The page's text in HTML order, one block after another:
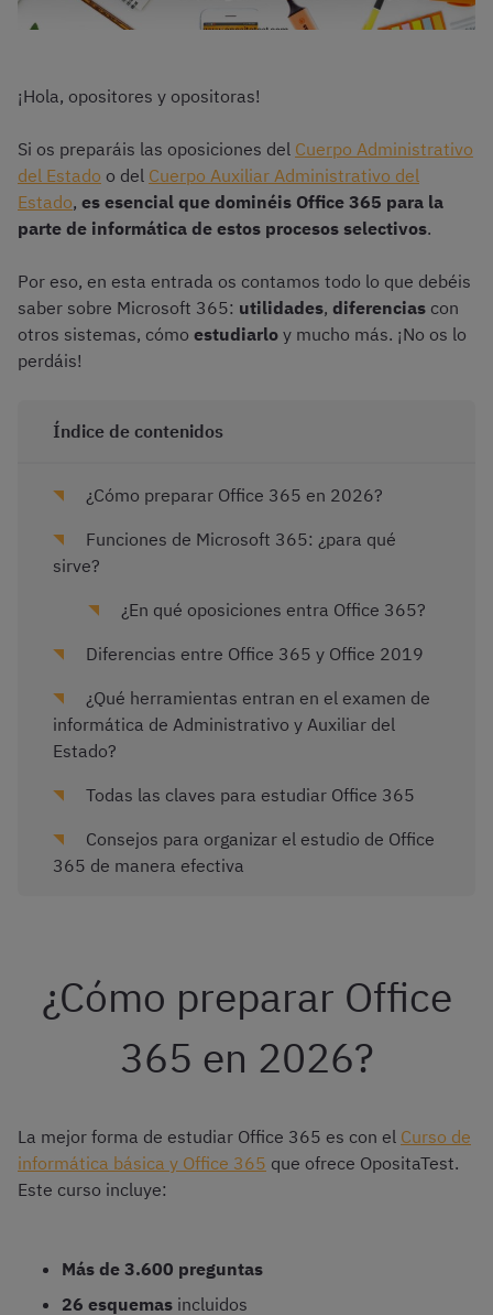
¡Hola, opositores y opositoras!
Si os preparáis las oposiciones del Cuerpo Administrativo
del Estado o del Cuerpo Auxiliar Administrativo del
Estado, es esencial que dominéis Office 365 para la
parte de informática de estos procesos selectivos.
Por eso, en esta entrada os contamos todo lo que debéis
saber sobre Microsoft 365: utilidades, diferencias con
otros sistemas, cómo estudiarlo y mucho más. ¡No os lo
perdáis!
Índice de contenidos
¿Cómo preparar Office 365 en 2026?
Funciones de Microsoft 365: ¿para qué
sirve?
¿En qué oposiciones entra Office 365?
Diferencias entre Office 365 y Office 2019
¿Qué herramientas entran en el examen de
informática de Administrativo y Auxiliar del
Estado?
Todas las claves para estudiar Office 365
Consejos para organizar el estudio de Office
365 de manera efectiva
¿Cómo preparar Office
365 en 2026?
La mejor forma de estudiar Office 365 es con el Curso de
informática básica y Office 365 que ofrece OpositaTest.
Este curso incluye:
Más de 3.600 preguntas
26 esquemas incluidos